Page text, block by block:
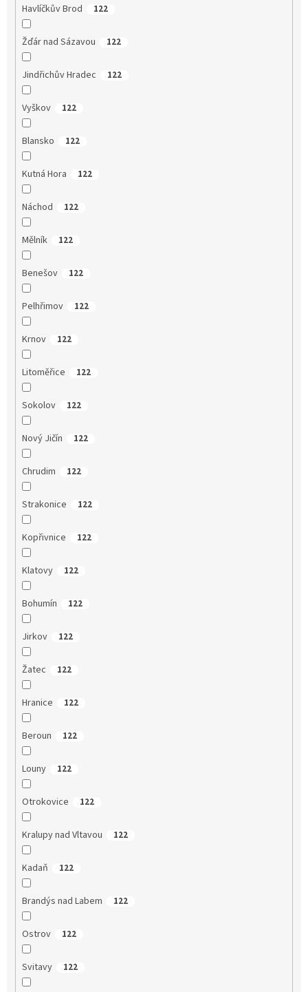
Havlíčkův Brod 122
Žďár nad Sázavou 122
Jindřichův Hradec 122
Vyškov 122
Blansko 122
Kutná Hora 122
Náchod 122
Mělník 122
Benešov 122
Pelhřimov 122
Krnov 122
Litoměřice 122
Sokolov 122
Nový Jičín 122
Chrudim 122
Strakonice 122
Kopřivnice 122
Klatovy 122
Bohumín 122
Jirkov 122
Žatec 122
Hranice 122
Beroun 122
Louny 122
Otrokovice 122
Kralupy nad Vltavou 122
Kadaň 122
Brandýs nad Labem 122
Ostrov 122
Svitavy 122